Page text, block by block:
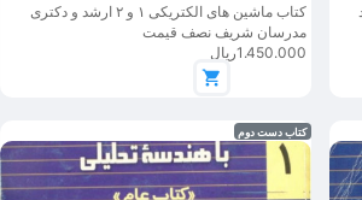
کتاب ماشین های الکتریکی ۱ و ۲ ارشد و دکتری
مدرسان شریف نصف قیمت
1.450.000ریال
کتاب دست دوم